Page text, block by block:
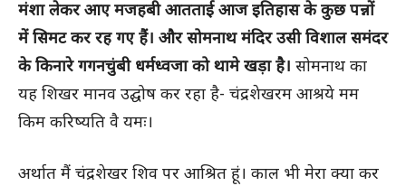
मंशा लेकर आए मजहबी आतताई आज इतिहास के कुछ पन्नों
में सिमट कर रह गए हैं। और सोमनाथ मंदिर उसी विशाल समंदर
के किनारे गगनचुंबी धर्मध्वजा को थामे खड़ा है। सोमनाथ का
यह शिखर मानव उद्घोष कर रहा है- चंद्रशेखरम आश्रये मम
किम करिष्यति वै यमः।
अर्थात मैं चंद्रशेखर शिव पर आश्रित हूं। काल भी मेरा क्या कर